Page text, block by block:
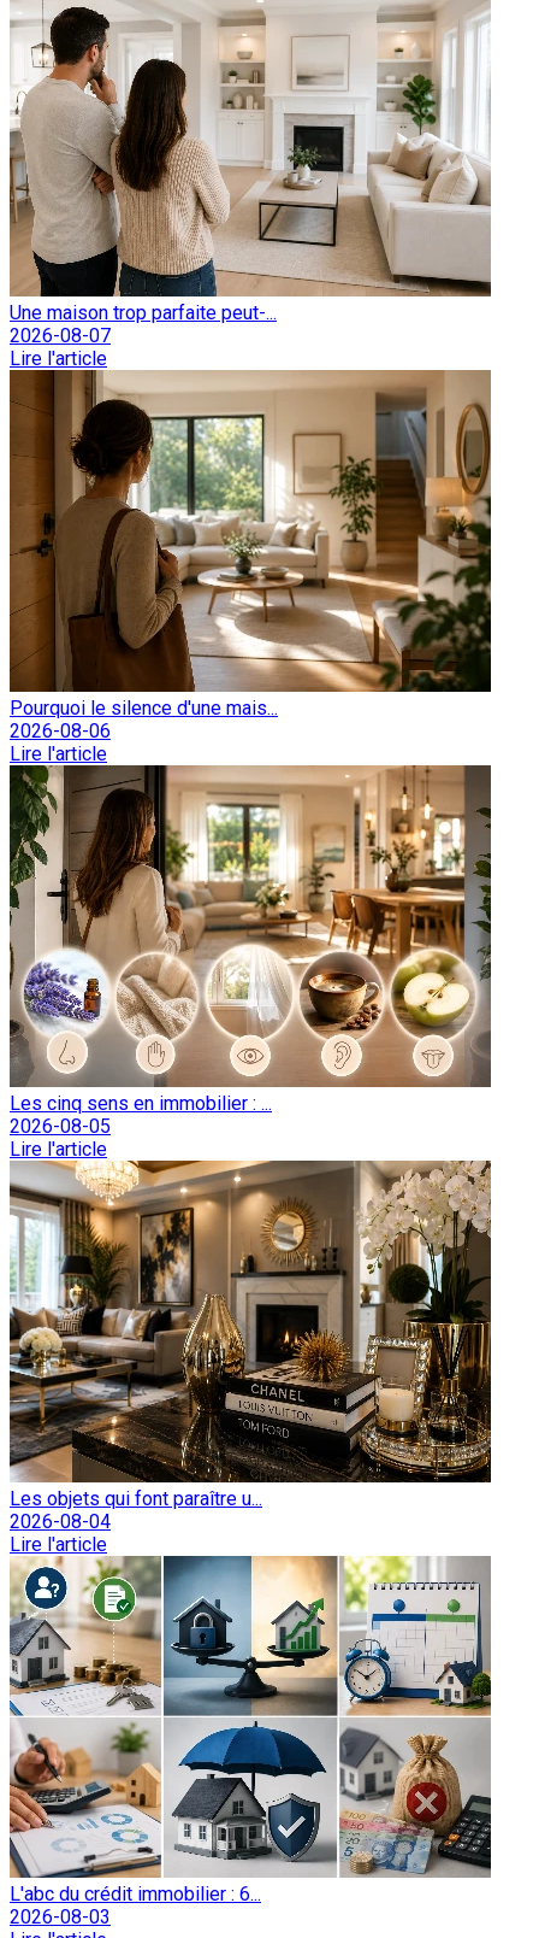
Une maison trop parfaite peut-...
2026-08-07
Lire l'article
Pourquoi le silence d'une mais...
2026-08-06
Lire l'article
Les cinq sens en immobilier : ...
2026-08-05
Lire l'article
Les objets qui font paraître u...
2026-08-04
Lire l'article
L'abc du crédit immobilier : 6...
2026-08-03